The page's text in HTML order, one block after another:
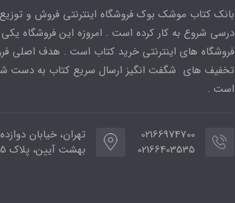
بانک کتاب موشک بوک فروشگاه اینترنتی فروش و
درسی شروع به کار کرده است . امروزه این فروشگاه یکی
فروشگاه های اینترنتی خرید کتاب است . هدف اصلی
تخفیف های شگفت انگیز ارسال سریع کتاب به دست
است .
02166974700
02166403535
تهران، خیابان
بهشت آیین، پلاک 25